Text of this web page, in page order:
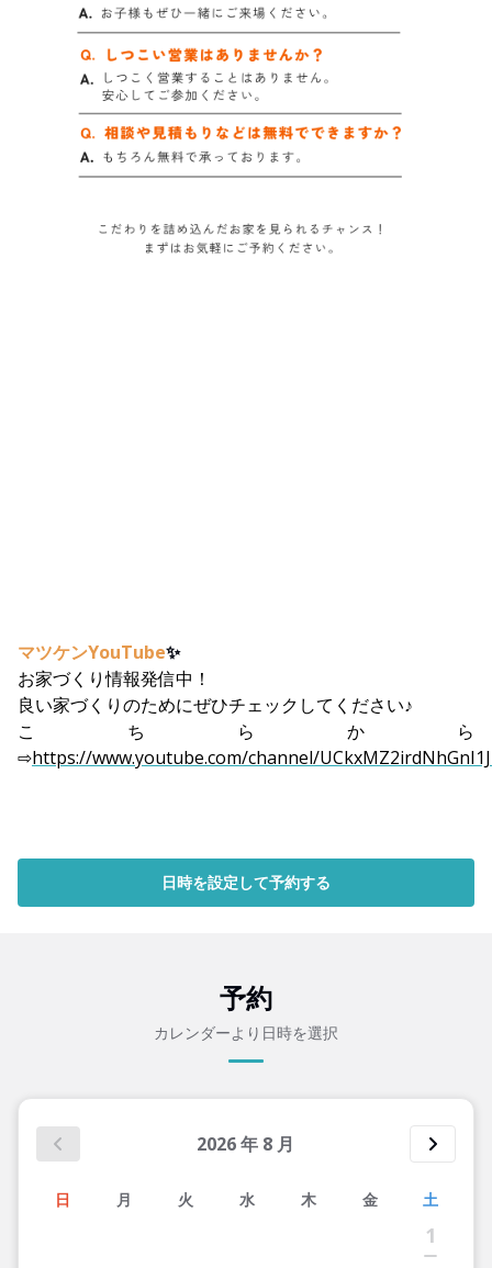
マツケンYouTube✨
お家づくり情報発信中！
良い家づくりのためにぜひチェックしてください♪
こちらから
⇨https://www.youtube.com/channel/
日時を設定して予約する
予約
カレンダーより日時を選択
2026年 8 月
日 月 火 水 木 金 土
1